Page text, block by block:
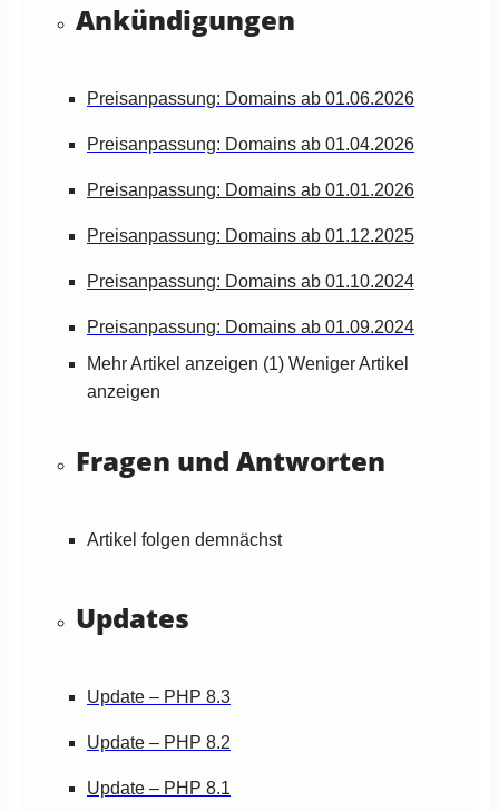
Ankündigungen
Preisanpassung: Domains ab 01.06.2026
Preisanpassung: Domains ab 01.04.2026
Preisanpassung: Domains ab 01.01.2026
Preisanpassung: Domains ab 01.12.2025
Preisanpassung: Domains ab 01.10.2024
Preisanpassung: Domains ab 01.09.2024
Mehr Artikel anzeigen (1) Weniger Artikel
anzeigen
Fragen und Antworten
Artikel folgen demnächst
Updates
Update – PHP 8.3
Update – PHP 8.2
Update – PHP 8.1